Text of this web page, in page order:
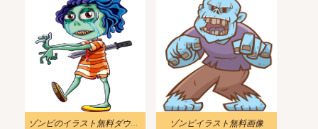
ゾンビのイラスト無料ダウンロード ゾンビイラスト無料画像